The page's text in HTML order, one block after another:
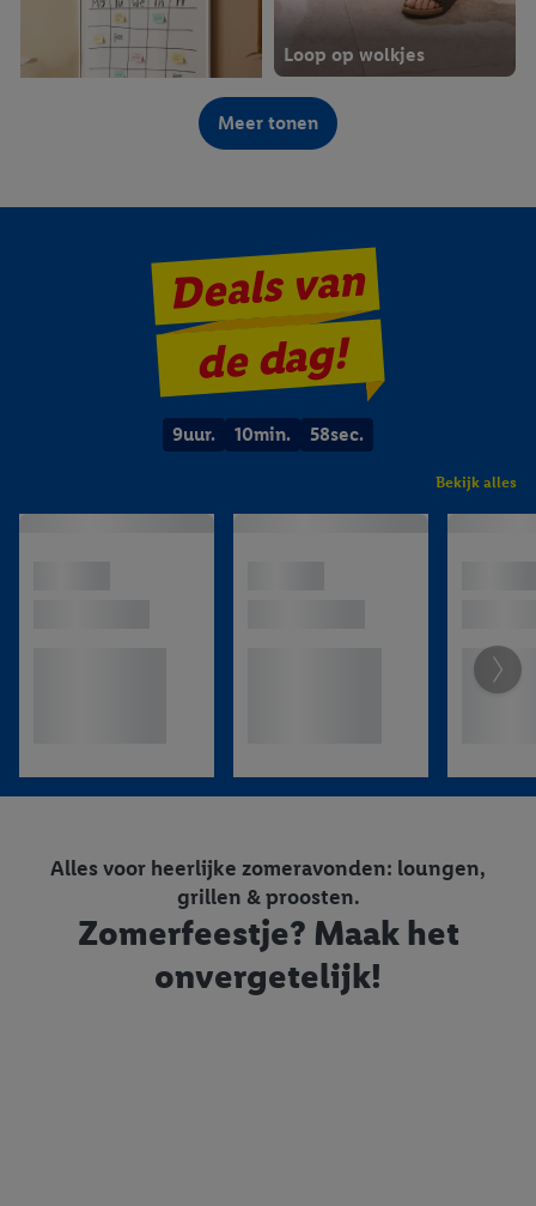
Loop op wolkjes
Vanaf 14/08
Badkamersnufjes
Meer tonen
Deals van
de dag!
9uur. 10min. 57sec.
Bekijk alles
Alles voor heerlijke zomeravonden: loungen,
grillen & proosten.
Zomerfeestje? Maak het
onvergetelijk!